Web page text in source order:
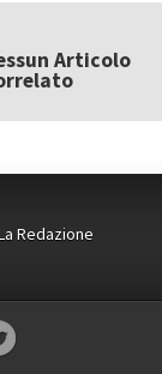
nuova
finestra)
una
nuova
Articolo
Redazione